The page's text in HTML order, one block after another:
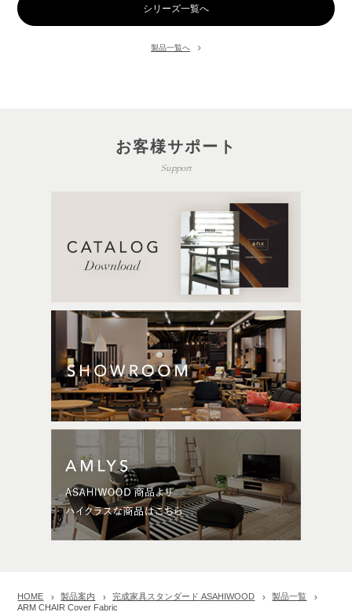
シリーズ一覧へ
製品一覧へ
お客様サポート
Support
HOME 製品案内 完成家具スタンダード ASAHIWOOD
製品一覧
ARM CHAIR Cover Fabric